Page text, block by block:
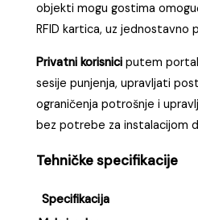
objekti mogu gostima
RFID kartica, uz jednostavno
Privatni korisnici putem
sesije punjenja, upravljati
ograničenja potrošnje i
bez potrebe za instalacijom
Tehničke specifikacije
Specifikacija